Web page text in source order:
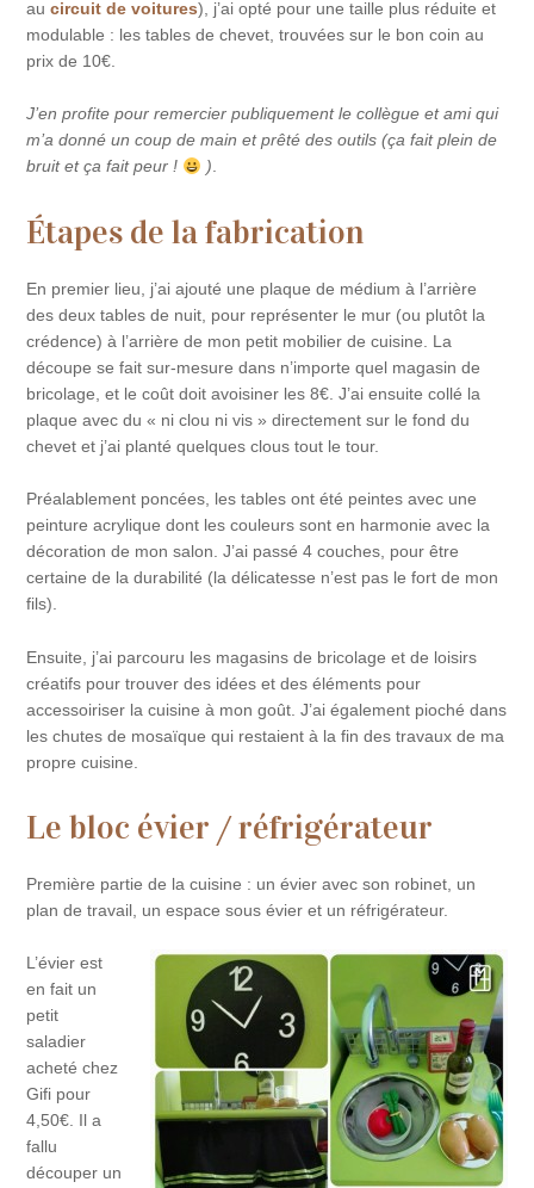
aucircuit de voitures), j’ai opté pour une taille plus réduite et
modulable : les tables de chevet, trouvées sur le bon coin au
prix de 10€.
J’en profite pour remercier publiquement le collègue et ami qui
m’a donné un coup de main et prêté des outils (ça fait plein de
bruit et ça fait peur !
).
Étapes de la fabrication
En premier lieu, j’ai ajouté une plaque de médium à l’arrière
des deux tables de nuit, pour représenter le mur (ou plutôt la
crédence) à l’arrière de mon petit mobilier de cuisine. La
découpe se fait sur-mesure dans n’importe quel magasin de
bricolage, et le coût doit avoisiner les 8€. J’ai ensuite collé la
plaque avec du « ni clou ni vis » directement sur le fond du
chevet et j’ai planté quelques clous tout le tour.
Préalablement poncées, les tables ont été peintes avec une
peinture acrylique dont les couleurs sont en harmonie avec la
décoration de mon salon. J’ai passé 4 couches, pour être
certaine de la durabilité (la délicatesse n’est pas le fort de mon
fils).
Ensuite, j’ai parcouru les magasins de bricolage et de loisirs
créatifs pour trouver des idées et des éléments pour
accessoiriser la cuisine à mon goût. J’ai également pioché dans
les chutes de mosaïque qui restaient à la fin des travaux de ma
propre cuisine.
Le bloc évier / réfrigérateur
Première partie de la cuisine : un évier avec son robinet, un
plan de travail, un espace sous évier et un réfrigérateur.
L’évier est
en fait un
petit
saladier
acheté chez
Gifi pour
4,50€. Il a
fallu
découper un